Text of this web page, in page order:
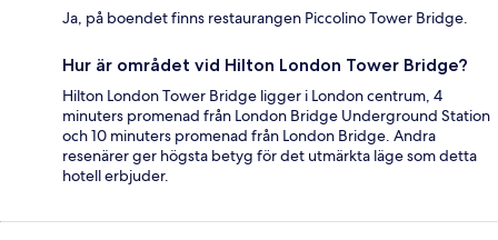
Ja, på boendet finns restaurangen Piccolino Tower Bridge.
Hur är området vid Hilton London Tower Bridge?
Hilton London Tower Bridge ligger i London centrum, 4
minuters promenad från London Bridge Underground Station
och 10 minuters promenad från London Bridge. Andra
resenärer ger högsta betyg för det utmärkta läge som detta
hotell erbjuder.